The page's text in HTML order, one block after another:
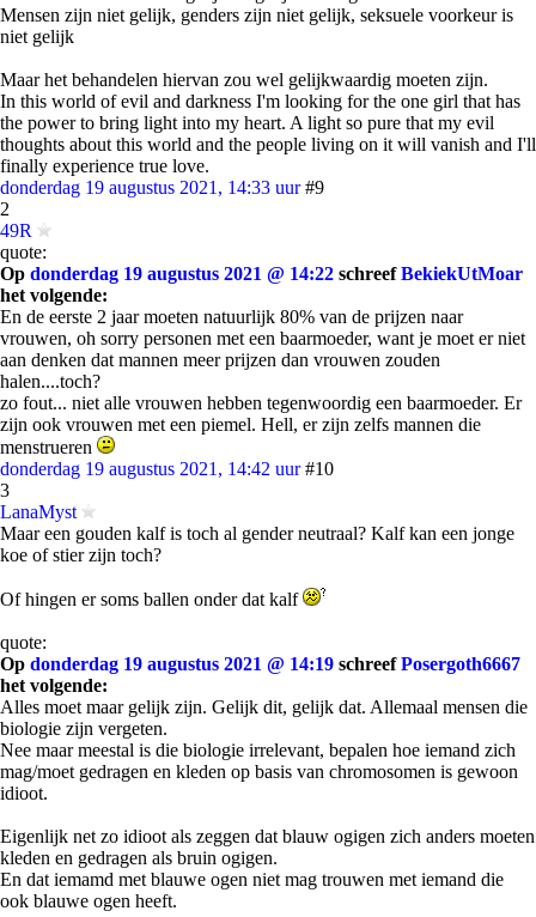
Mensen zijn niet gelijk, genders zijn niet gelijk, seksuele voorkeur is
niet gelijk
Maar het behandelen hiervan zou wel gelijkwaardig moeten zijn.
In this world of evil and darkness I'm looking for the one girl that has
the power to bring light into my heart. A light so pure that my evil
thoughts about this world and the people living on it will vanish and I'll
finally experience true love.
donderdag 19 augustus 2021, 14:33 uur #9
2
49R
quote:
Op donderdag 19 augustus 2021 @ 14:22 schreefBekiekUtMoar
het volgende:
En de eerste 2 jaar moeten natuurlijk 80% van de prijzen naar
vrouwen, oh sorry personen met een baarmoeder, want je moet er niet
aan denken dat mannen meer prijzen dan vrouwen zouden
halen....toch?
zo fout... niet alle vrouwen hebben tegenwoordig een baarmoeder. Er
zijn ook vrouwen met een piemel. Hell, er zijn zelfs mannen die
menstrueren
donderdag 19 augustus 2021, 14:42 uur #10
3
LanaMyst
Maar een gouden kalf is toch al gender neutraal? Kalf kan een jonge
koe of stier zijn toch?
Of hingen er soms ballen onder dat kalf
quote:
Op donderdag 19 augustus 2021 @ 14:19 schreefPosergoth6667
het volgende:
Alles moet maar gelijk zijn. Gelijk dit, gelijk dat. Allemaal mensen die
biologie zijn vergeten.
Nee maar meestal is die biologie irrelevant, bepalen hoe iemand zich
mag/moet gedragen en kleden op basis van chromosomen is gewoon
idioot.
Eigenlijk net zo idioot als zeggen dat blauw ogigen zich anders moeten
kleden en gedragen als bruin ogigen.
En dat iemamd met blauwe ogen niet mag trouwen met iemand die
ook blauwe ogen heeft.